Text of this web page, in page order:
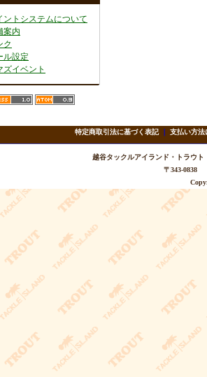
ントシステムについて
案内
ク
ル設定
ズイベント
特定商取引法に基づく表記｜ 支払い方法
越谷タックルアイランド・トラ
〒343-0838